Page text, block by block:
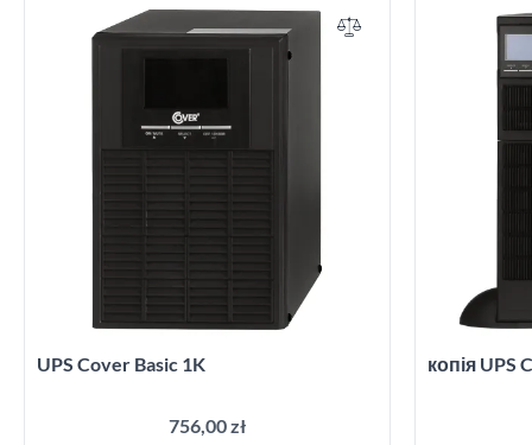
UPS Cover Basic 1K
756,00 zł
копія UPS